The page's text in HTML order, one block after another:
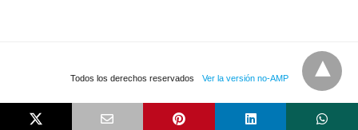
Todos los derechos reservados Ver la versión no-AMP